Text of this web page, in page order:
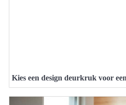
Kies een design deurkruk voor